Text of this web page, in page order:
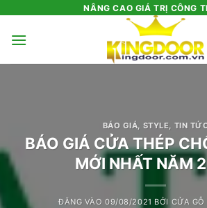
nội
NÂNG CAO GIÁ TRỊ CÔNG
BÁO GIÁ STYLE TIN
BÁO GIÁ CỬA THÉP
MỚI NHẤT NĂM
ĐĂNG VÀO09/08/2021 BỞI CỬA